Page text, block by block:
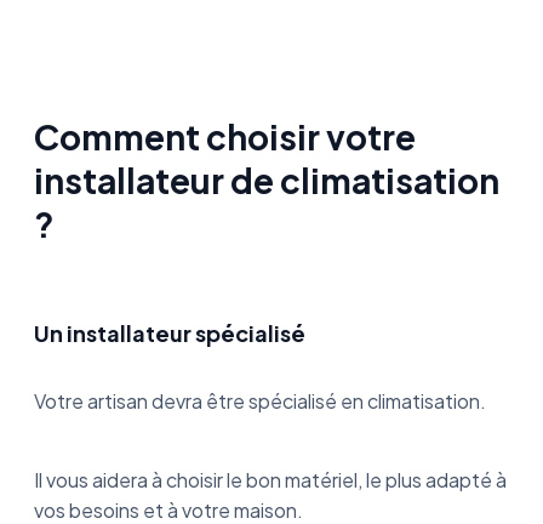
Comment choisir votre
installateur de climatisation
?
Un installateur spécialisé
Votre artisan devra être spécialisé en climatisation.
Il vous aidera à choisir le bon matériel, le plus adapté à
vos besoins et à votre maison.